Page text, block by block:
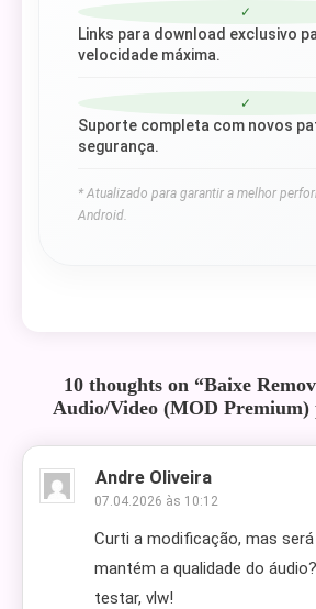
✓
Links para download exclusivo
velocidade máxima.
✓
Suporte completa com novos
segurança.
* Atualizado para garantir a melhor
Android.
10 thoughts on “Baixe
Audio/Video (MOD
Andre Oliveira
07.04.2026 às 10:12
Curti a modificação, mas
mantém a qualidade do
testar, vlw!